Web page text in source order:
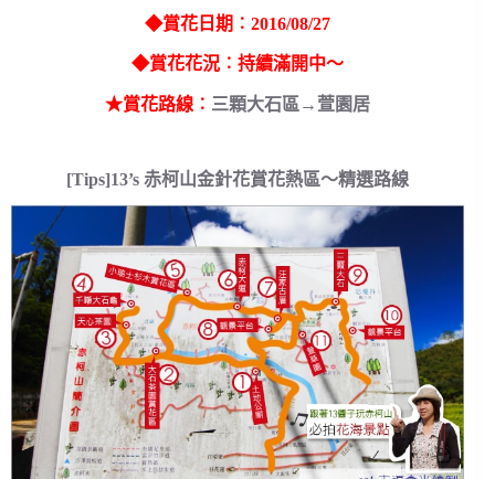
◆賞花日期︰2016/08/27
◆賞花花況︰持續滿開中～
★賞花路線︰ 三顆大石區→萱園居
[Tips]13’s 赤柯山金針花賞花熱區～精選路線